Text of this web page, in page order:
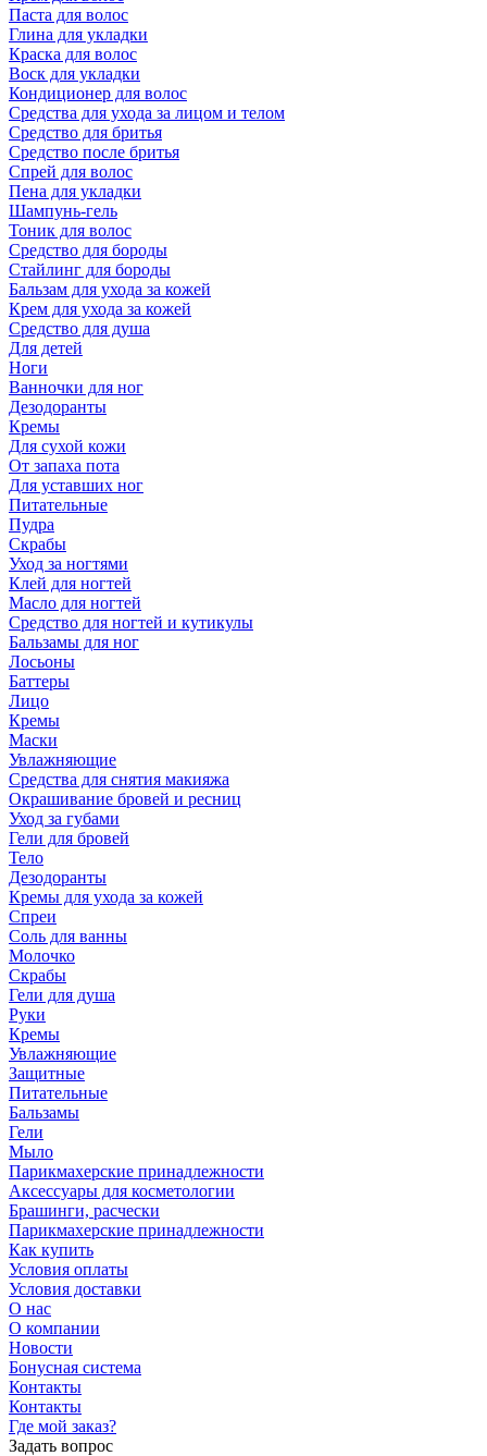
Паста для волос
Глина для укладки
Краска для волос
Воск для укладки
Кондиционер для волос
Средства для ухода за лицом и телом
Средство для бритья
Средство после бритья
Спрей для волос
Пена для укладки
Шампунь-гель
Тоник для волос
Средство для бороды
Стайлинг для бороды
Бальзам для ухода за кожей
Крем для ухода за кожей
Средство для душа
Для детей
Ноги
Ванночки для ног
Дезодоранты
Кремы
Для сухой кожи
От запаха пота
Для уставших ног
Питательные
Пудра
Скрабы
Уход за ногтями
Клей для ногтей
Масло для ногтей
Средство для ногтей и кутикулы
Бальзамы для ног
Лосьоны
Баттеры
Лицо
Кремы
Маски
Увлажняющие
Средства для снятия макияжа
Окрашивание бровей и ресниц
Уход за губами
Гели для бровей
Тело
Дезодоранты
Кремы для ухода за кожей
Спреи
Соль для ванны
Молочко
Скрабы
Гели для душа
Руки
Кремы
Увлажняющие
Защитные
Питательные
Бальзамы
Гели
Мыло
Парикмахерские принадлежности
Аксессуары для косметологии
Брашинги, расчески
Парикмахерские принадлежности
Как купить
Условия оплаты
Условия доставки
О нас
О компании
Новости
Бонусная система
Контакты
Контакты
Где мой заказ?
Задать вопрос